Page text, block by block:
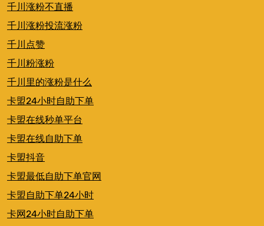
千川涨粉不直播
千川涨粉投流涨粉
千川点赞
千川粉涨粉
千川里的涨粉是什么
卡盟24小时自助下单
卡盟在线秒单平台
卡盟在线自助下单
卡盟抖音
卡盟最低自助下单官网
卡盟自助下单24小时
卡网24小时自助下单